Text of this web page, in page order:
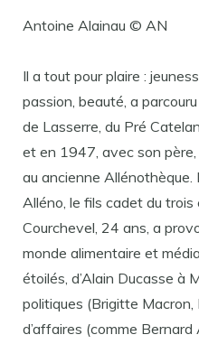
Antoine Alainau © AN
Il a tout pour plaire :
passion, beauté, a
de Lasserre, du Pré
et en 1947, avec son père,
au ancienne Allénothèque.
Alléno, le fils cadet du
Courchevel, 24 ans, a
monde alimentaire et
étoilés, d’Alain Ducasse à
politiques (Brigitte Macron,
d’affaires (comme